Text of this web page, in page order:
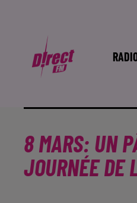
8 MARS: UN
JOURNÉE DE